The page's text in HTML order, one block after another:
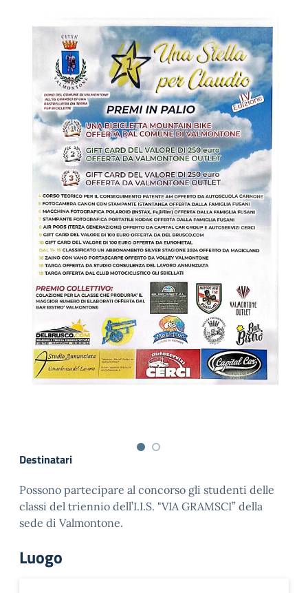
Destinatari
Possono partecipare al concorso gli studenti delle
classi del triennio dell’I.I.S. "VIA GRAMSCI” della
sede di Valmontone.
Luogo